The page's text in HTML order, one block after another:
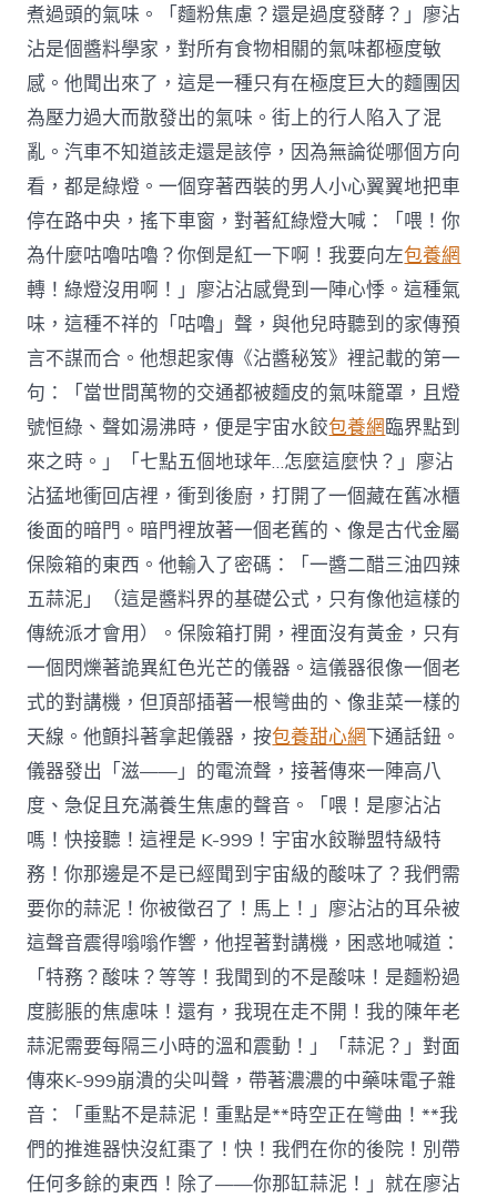
煮過頭的氣味。「麵粉焦慮？還是過度發酵？」廖沾
沾是個醬料學家，對所有食物相關的氣味都極度敏
感。他聞出來了，這是一種只有在極度巨大的麵團因
為壓力過大而散發出的氣味。街上的行人陷入了混
亂。汽車不知道該走還是該停，因為無論從哪個方向
看，都是綠燈。一個穿著西裝的男人小心翼翼地把車
停在路中央，搖下車窗，對著紅綠燈大喊：「喂！你
為什麼咕嚕咕嚕？你倒是紅一下啊！我要向左包養網
轉！綠燈沒用啊！」廖沾沾感覺到一陣心悸。這種氣
味，這種不祥的「咕嚕」聲，與他兒時聽到的家傳預
言不謀而合。他想起家傳《沾醬秘笈》裡記載的第一
句：「當世間萬物的交通都被麵皮的氣味籠罩，且燈
號恒綠、聲如湯沸時，便是宇宙水餃包養網臨界點到
來之時。」「七點五個地球年…怎麼這麼快？」廖沾
沾猛地衝回店裡，衝到後廚，打開了一個藏在舊冰櫃
後面的暗門。暗門裡放著一個老舊的、像是古代金屬
保險箱的東西。他輸入了密碼：「一醬二醋三油四辣
五蒜泥」（這是醬料界的基礎公式，只有像他這樣的
傳統派才會用）。保險箱打開，裡面沒有黃金，只有
一個閃爍著詭異紅色光芒的儀器。這儀器很像一個老
式的對講機，但頂部插著一根彎曲的、像韭菜一樣的
天線。他顫抖著拿起儀器，按包養甜心網下通話鈕。
儀器發出「滋——」的電流聲，接著傳來一陣高八
度、急促且充滿養生焦慮的聲音。「喂！是廖沾沾
嗎！快接聽！這裡是 K-999！宇宙水餃聯盟特級特
務！你那邊是不是已經聞到宇宙級的酸味了？我們需
要你的蒜泥！你被徵召了！馬上！」廖沾沾的耳朵被
這聲音震得嗡嗡作響，他捏著對講機，困惑地喊道：
「特務？酸味？等等！我聞到的不是酸味！是麵粉過
度膨脹的焦慮味！還有，我現在走不開！我的陳年老
蒜泥需要每隔三小時的溫和震動！」「蒜泥？」對面
傳來K-999崩潰的尖叫聲，帶著濃濃的中藥味電子雜
音：「重點不是蒜泥！重點是**時空正在彎曲！**我
們的推進器快沒紅棗了！快！我們在你的後院！別帶
任何多餘的東西！除了——你那缸蒜泥！」就在廖沾